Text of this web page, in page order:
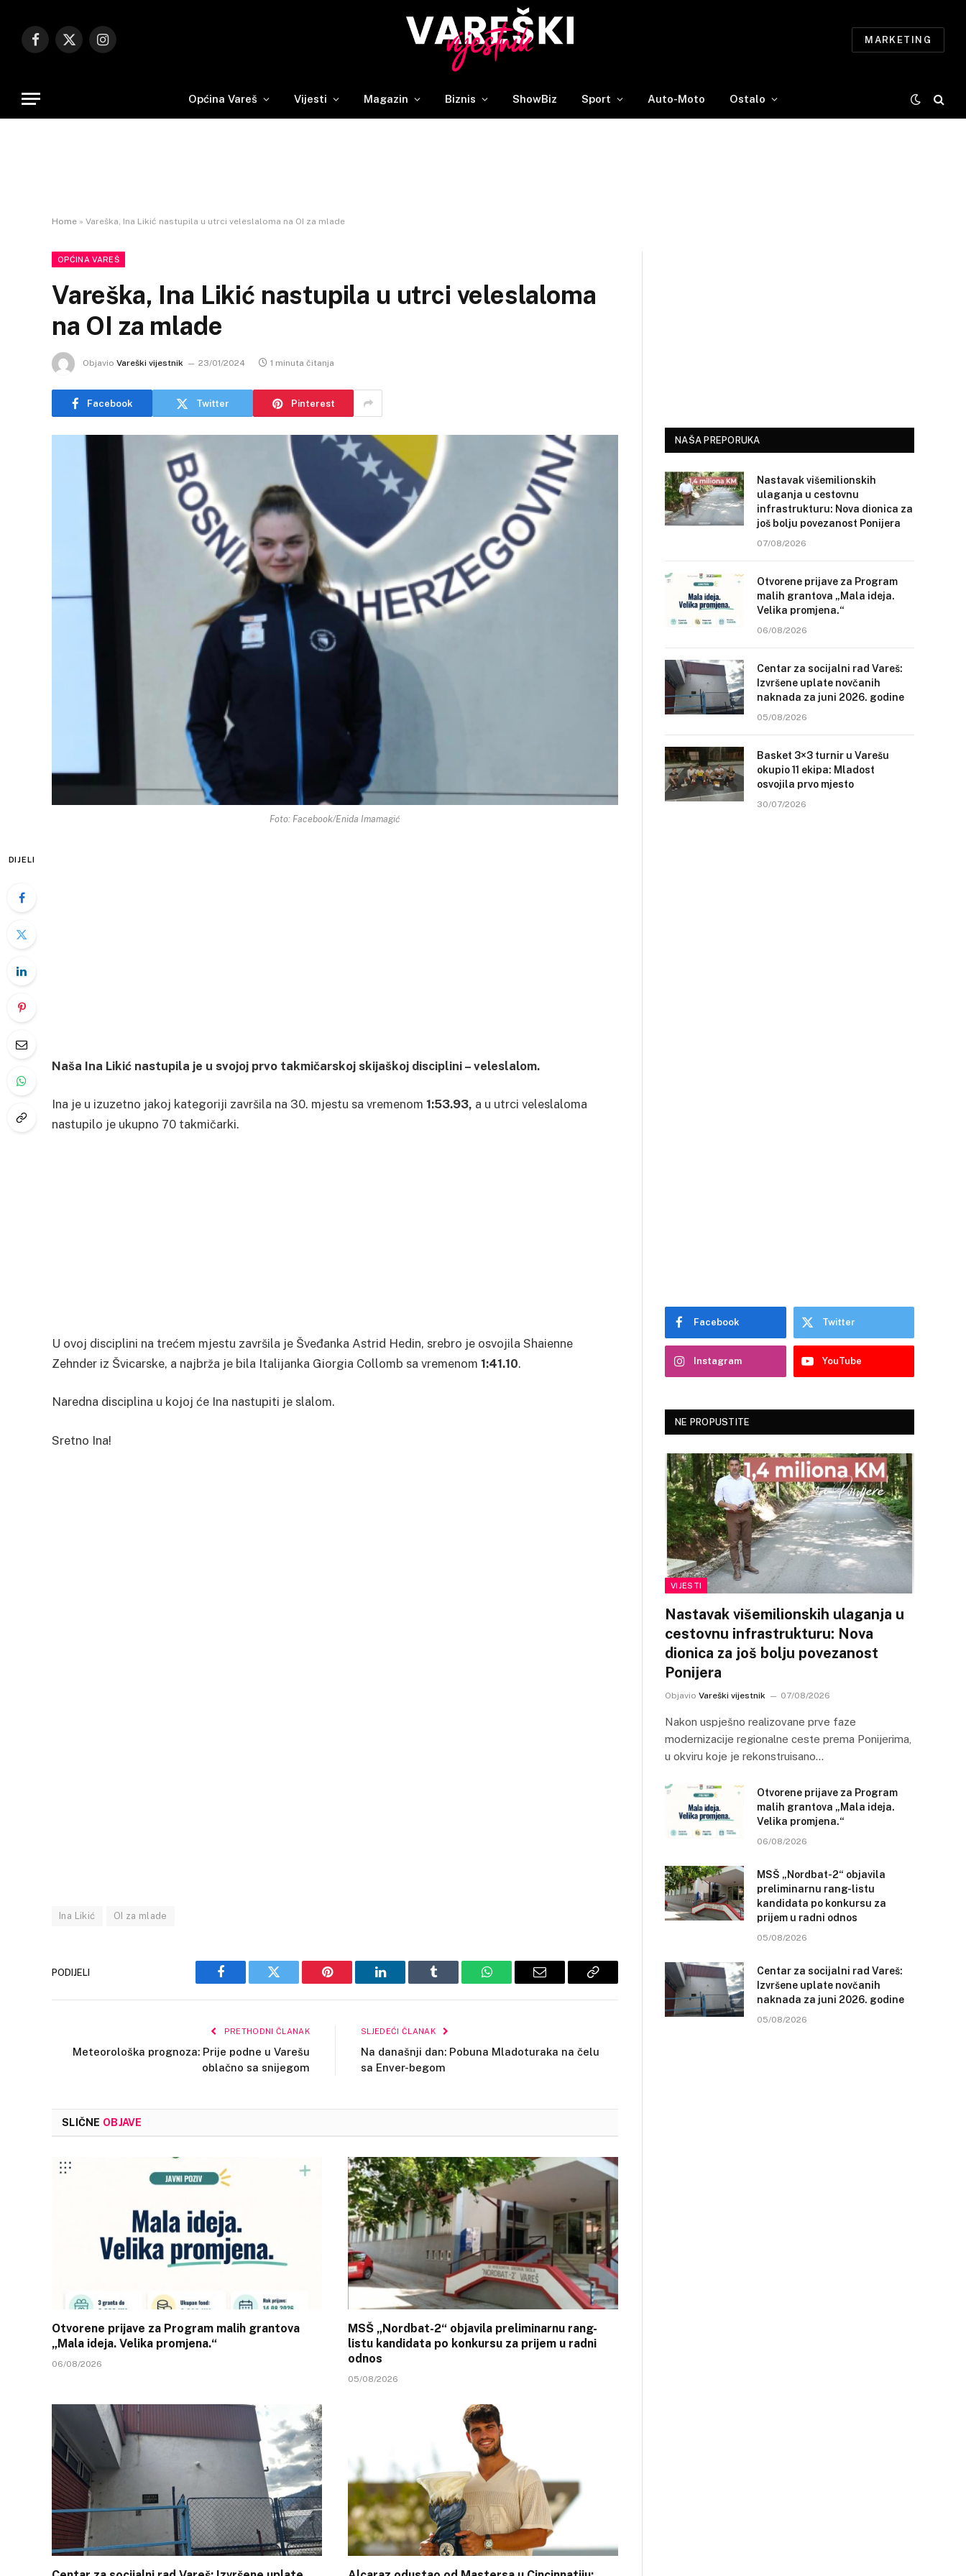
Facebook
X
Instagram
MARKETING
Općina Vareš Vijesti Magazin Biznis ShowBiz Sport Auto-Moto Ostalo
Home » Vareška, Ina Likić nastupila u utrci veleslaloma na OI za mlade
OPĆINA VAREŠ
Vareška, Ina Likić nastupila u utrci veleslaloma
na OI za mlade
Objavio Vareški vijestnik 23/01/2024 1 minuta čitanja
Facebook Twitter Pinterest
Foto: Facebook/Enida Imamagić
DIJELI
Naša Ina Likić nastupila je u svojoj prvo takmičarskoj skijaškoj disciplini – veleslalom.
Ina je u izuzetno jakoj kategoriji završila na 30. mjestu sa vremenom 1:53.93, a u utrci veleslaloma
nastupilo je ukupno 70 takmičarki.
U ovoj disciplini na trećem mjestu završila je Šveđanka Astrid Hedin, srebro je osvojila Shaienne
Zehnder iz Švicarske, a najbrža je bila Italijanka Giorgia Collomb sa vremenom 1:41.10.
Naredna disciplina u kojoj će Ina nastupiti je slalom.
Sretno Ina!
Ina Likić OI za mlade
PODIJELI
Facebook Twitter Pinterest LinkedIn Tumblr WhatsAppEmail
Copy
PRETHODNI ČLANAK
Meteorološka prognoza: Prije podne u Varešu
oblačno sa snijegom
SLJEDEĆI ČLANAK
Na današnji dan: Pobuna Mladoturaka na čelu
sa Enver-begom
SLIČNE OBJAVE
Otvorene prijave za Program malih grantova
„Mala ideja. Velika promjena.“
06/08/2026
MSŠ „Nordbat-2“ objavila preliminarnu rang-
listu kandidata po konkursu za prijem u radni
odnos
05/08/2026
NAŠA PREPORUKA
Nastavak višemilionskih
ulaganja u cestovnu
infrastrukturu: Nova dionica za
još bolju povezanost Ponijera
07/08/2026
Otvorene prijave za Program
malih grantova „Mala ideja.
Velika promjena.“
06/08/2026
Centar za socijalni rad Vareš:
Izvršene uplate novčanih
naknada za juni 2026. godine
05/08/2026
Basket 3×3 turnir u Varešu
okupio 11 ekipa: Mladost
osvojila prvo mjesto
30/07/2026
Facebook Twitter
Instagram YouTube
NE PROPUSTITE
VIJESTI
Nastavak višemilionskih ulaganja u
cestovnu infrastrukturu: Nova
dionica za još bolju povezanost
Ponijera
Objavio Vareški vijestnik 07/08/2026
Nakon uspješno realizovane prve faze
modernizacije regionalne ceste prema Ponijerima,
u okviru koje je rekonstruisano…
Otvorene prijave za Program
malih grantova „Mala ideja.
Velika promjena.“
06/08/2026
MSŠ „Nordbat-2“ objavila
preliminarnu rang-listu
kandidata po konkursu za
prijem u radni odnos
05/08/2026
Centar za socijalni rad Vareš:
Izvršene uplate novčanih
naknada za juni 2026. godine
05/08/2026